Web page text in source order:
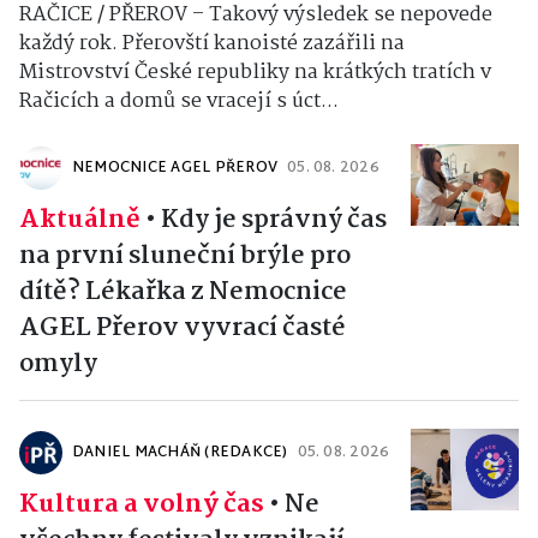
RAČICE / PŘEROV – Takový výsledek se nepovede
každý rok. Přerovští kanoisté zazářili na
Mistrovství České republiky na krátkých tratích v
Račicích a domů se vracejí s úct...
NEMOCNICE AGEL PŘEROV 05. 08. 2026
Aktuálně • Kdy je správný čas
na první sluneční brýle pro
dítě? Lékařka z Nemocnice
AGEL Přerov vyvrací časté
omyly
DANIEL MACHÁŇ (REDAKCE) 05. 08. 2026
Kultura a volný čas • Ne